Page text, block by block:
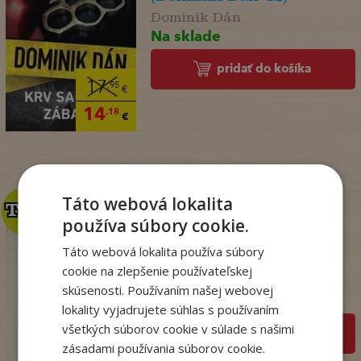
17,95€
14,18€
Dominik Dán
Na sklade
pridať do košíka
32,90€
,95
TOP
TOP
Mágia, čary a veštby v
ľudovej kultúr...
Nádaská Katarína
Na sklade
pridať do košíka
Táto webová lokalita
používa súbory cookie.
Táto webová lokalita používa súbory
cookie na zlepšenie používateľskej
skúsenosti. Používaním našej webovej
lokality vyjadrujete súhlas s používaním
všetkých súborov cookie v súlade s našimi
zásadami používania súborov cookie.